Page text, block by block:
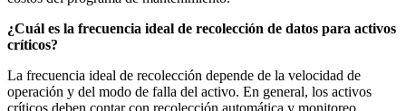
¿Cuál es la frecuencia ideal de recolección de datos para activos
críticos?
La frecuencia ideal de recolección depende de la velocidad de
operación y del modo de falla del activo. En general, los activos